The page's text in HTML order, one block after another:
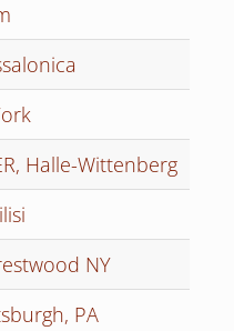
Halle-Wittenberg
NY
PA